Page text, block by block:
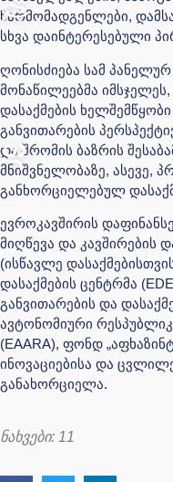
წარმომადგენლები,
სხვა დაინტერესებული
ღონისძიება სამ
მონაწილეებმა
დასაქმების
განვითარების
და შრომის ბაზრის
მნიშვნელობაზე, ასევე,
განხორციელებულ
ევროკავშირის
მიღწევა და კავშირების
(ისწავლე
დასაქმების ცენტრმა
განვითარების და
ავტონომიური
(EAARA), ფონდ
ინოვაციებისა და
განახორციელა.
ნახვები: 11